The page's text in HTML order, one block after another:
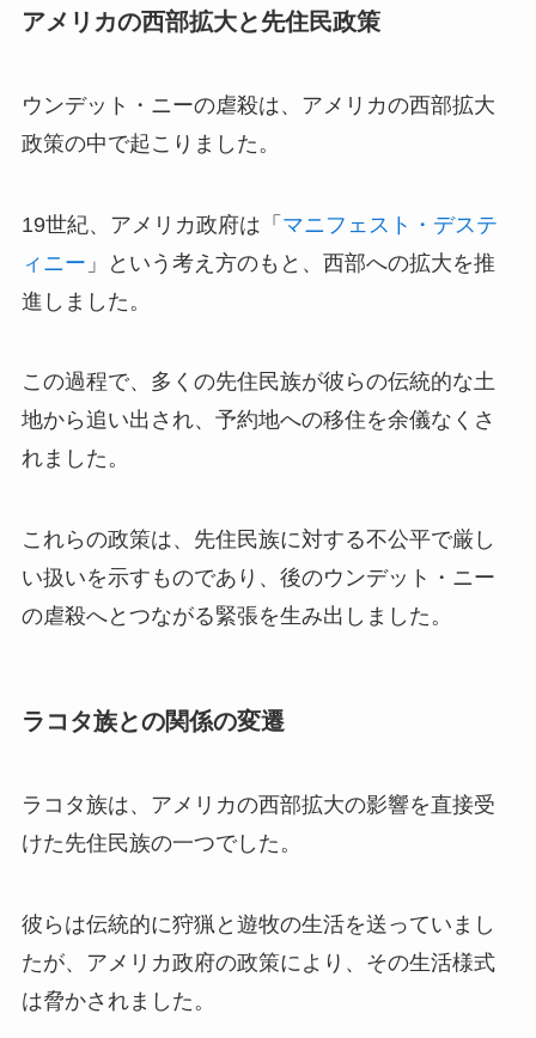
アメリカの西部拡大と先住民政策
ウンデット・ニーの虐殺は、アメリカの西部拡大
政策の中で起こりました。
19世紀、アメリカ政府は「 マニフェスト・デステ
ィニー 」という考え方のもと、西部への拡大を推
進しました。
この過程で、多くの先住民族が彼らの伝統的な土
地から追い出され、予約地への移住を余儀なくさ
れました。
これらの政策は、先住民族に対する不公平で厳し
い扱いを示すものであり、後のウンデット・ニー
の虐殺へとつながる緊張を生み出しました。
ラコタ族との関係の変遷
ラコタ族は、アメリカの西部拡大の影響を直接受
けた先住民族の一つでした。
彼らは伝統的に狩猟と遊牧の生活を送っていまし
たが、アメリカ政府の政策により、その生活様式
は脅かされました。